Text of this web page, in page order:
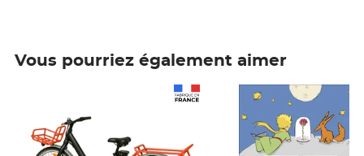
Vous pourriez également aimer
Prix 7,50€